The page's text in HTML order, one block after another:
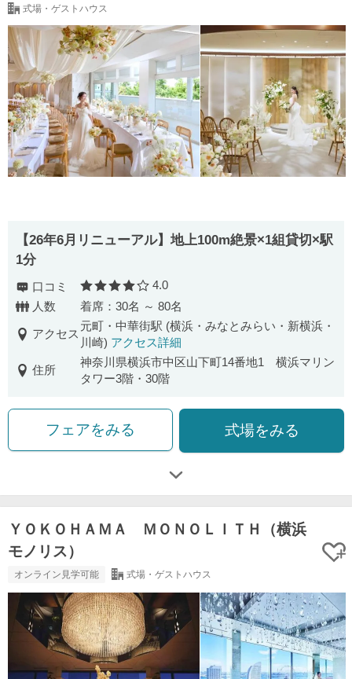
式場・ゲストハウス
【26年6月リニューアル】地上100m絶景×1組貸切×駅
1分
口コミ 口コミ評価
4.0
人数
着席：30名 ～ 80名
アクセス
元町・中華街駅 (横浜・みなとみらい・新横浜・
川崎) アクセス詳細
住所
神奈川県横浜市中区山下町14番地1 横浜マリン
タワー3階・30階
フェアをみる 式場をみる
ＹＯＫＯＨＡＭＡ ＭＯＮＯＬＩＴＨ（横浜
モノリス）
オンライン見学可能 式場・ゲストハウス